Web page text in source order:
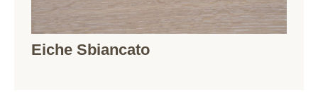
Eiche Sbiancato